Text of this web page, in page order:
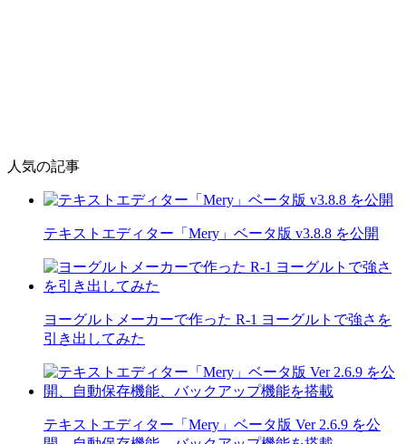
人気の記事
テキストエディター「Mery」ベータ版 v3.8.8 を公開
ヨーグルトメーカーで作った R-1 ヨーグルトで強さを
引き出してみた
テキストエディター「Mery」ベータ版 Ver 2.6.9 を公